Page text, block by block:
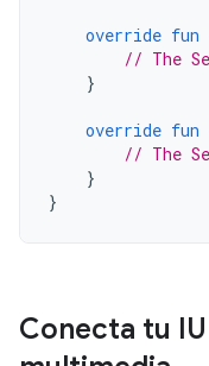
override fun
// The
}
override fun
// The
}
}
Conecta tu